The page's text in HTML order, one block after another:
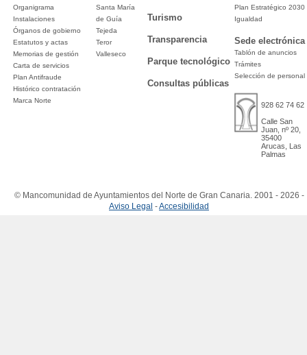
Organigrama
Instalaciones
Órganos de gobierno
Estatutos y actas
Memorias de gestión
Carta de servicios
Plan Antifraude
Histórico contratación
Marca Norte
Santa María
de Guía
Tejeda
Teror
Valleseco
Turismo
Transparencia
Parque tecnológico
Consultas públicas
Plan Estratégico 2030
Igualdad
Sede electrónica
Tablón de anuncios
Trámites
Selección de personal
928 62 74 62
Calle San
Juan, nº 20,
35400
Arucas, Las
Palmas
© Mancomunidad de Ayuntamientos del Norte de Gran Canaria. 2001 - 2026 -
Aviso Legal -Accesibilidad